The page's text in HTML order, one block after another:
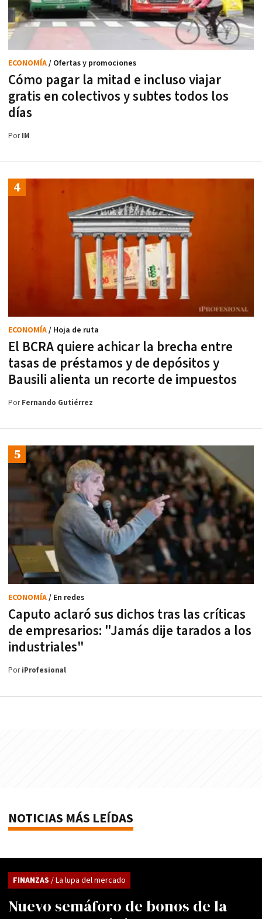
Cómo pagar la mitad e incluso viajar
gratis en colectivos y subtes todos los
días
ECONOMÍA/ Ofertas y promociones
PorIM
El BCRA quiere achicar la brecha entre
tasas de préstamos y de depósitos y
Bausili alienta un recorte de impuestos
ECONOMÍA/ Hoja de ruta
PorFernando Gutiérrez
Caputo aclaró sus dichos tras las críticas
de empresarios: "Jamás dije tarados a los
industriales"
ECONOMÍA/ En redes
PoriProfesional
NOTICIAS MÁS LEÍDAS
Nuevo semáforo de bonos de la
FINANZAS / La lupa del mercado